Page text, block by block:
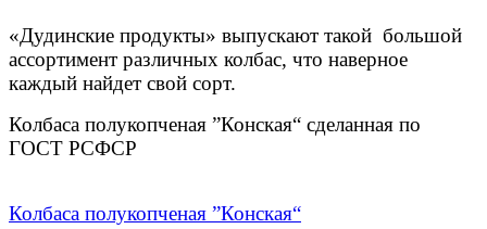
«Дудинские продукты» выпускают такой большой
ассортимент различных колбас, что наверное
каждый найдет свой сорт.
Колбаса полукопченая ”Конская“ сделанная по
ГОСТ РСФСР
Колбаса полукопченая ”Конская“